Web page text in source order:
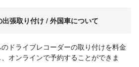
出張取り付け / 外国車について
ドライブレコーダーの取り付けを料金
オンラインで予約することができま